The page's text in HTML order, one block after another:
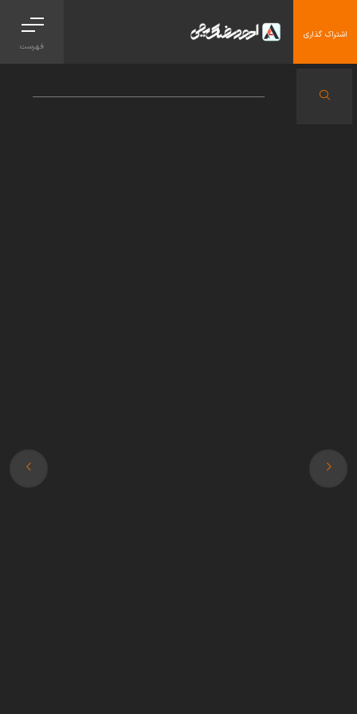
فهرست
اشتراک گذاری